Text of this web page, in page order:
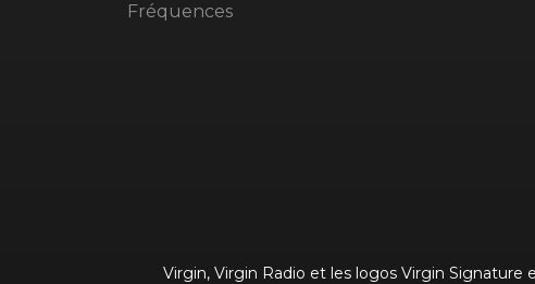
Fréquences
Virgin, Virgin Radio et les logos Virgin